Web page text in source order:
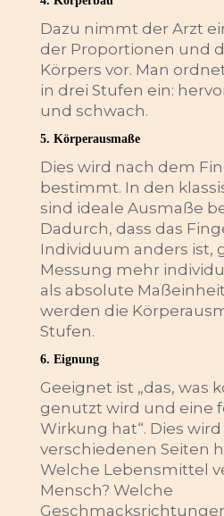
Dazu nimmt der Arzt
der Proportionen und
Körpers vor. Man
in drei Stufen ein:
und schwach.
5. Körperausmaße
Dies wird nach dem
bestimmt. In den
sind ideale Ausmaße
Dadurch, dass das
Individuum anders ist,
Messung mehr
als absolute
werden die
Stufen.
6. Eignung
Geeignet ist „das, was
genutzt wird und eine
Wirkung hat“. Dies wird
verschiedenen Seiten
Welche Lebensmittel
Mensch? Welche